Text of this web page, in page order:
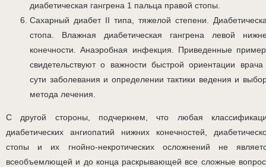
диабетическая гангрена 1 пальца правой стопы.
Сахарный диабет II типа, тяжелой степени.
стопа. Влажная диабетическая гангрена левой
конечности. Анаэробная инфекция. Приведенные
свидетельствуют о важности быстрой ориентации
сути заболевания и определении тактики ведения и
метода лечения.
С другой стороны, подчеркнем, что любая
диабетических ангиопатий нижних конечностей,
стопы и их гнойно-некротических осложнений не
всеобъемлющей и до конца раскрывающей все сложные